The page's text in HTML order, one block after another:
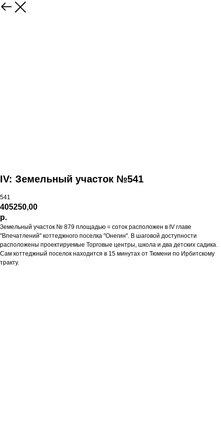
IV: Земельный участок №541
541
405250,00
р.
Земельный участок № 879 площадью = соток расположен в IV главе
"Впечатлений" коттеджного поселка "Онегин". В шаговой доступности
расположены проектируемые Торговые центры, школа и два детских садика.
Сам коттеджный поселок находится в 15 минутах от Тюмени по Ирбитскому
тракту.